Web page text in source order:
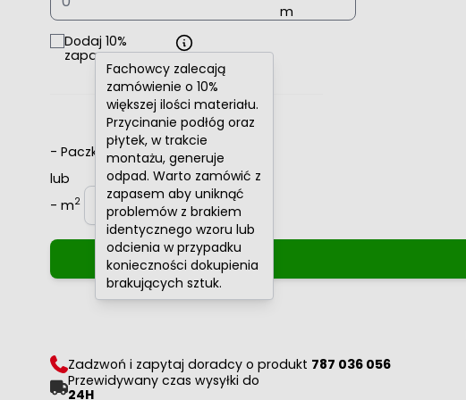
Dodaj 10%
zapasu
Fachowcy zalecają
zamówienie o 10%
większej ilości materiału.
Przycinanie podłóg oraz
płytek, w trakcie
montażu, generuje
odpad. Warto zamówić z
zapasem aby uniknąć
problemów z brakiem
identycznego wzoru lub
odcienia w przypadku
konieczności dokupienia
brakujących sztuk.
- Paczki
+
lub
- m2
+
Zadzwoń i zapytaj doradcy o produkt 787 036 056
Przewidywany czas wysyłki do
24H